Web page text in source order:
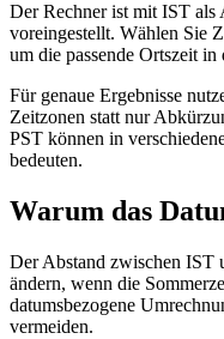
Der Rechner ist mit IST als
voreingestellt. Wählen Sie
um die passende Ortszeit
Für genaue Ergebnisse
Zeitzonen statt nur
PST können in
bedeuten.
Warum das
Der Abstand zwischen IST
ändern, wenn die
datumsbezogene
vermeiden.